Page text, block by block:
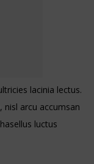
lacinia lectus.
nisl arcu accumsan
luctus